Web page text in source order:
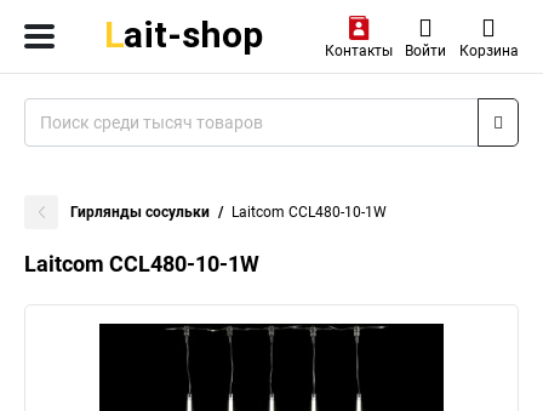
Контакты Войти Корзина
Гирлянды сосульки Laitcom CCL480-10-1W
Laitcom CCL480-10-1W